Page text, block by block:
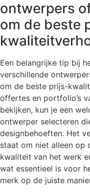
ontwerpers
om de beste
Een belangrijke tip bij
verschillende
om de beste prijs-
offertes en portfolio’s
bekijken, kun je een
ontwerper selecteren
designbehoeften. Het
staat om niet alleen op
kwaliteit van het werk
wat essentieel is voor
merk op de juiste